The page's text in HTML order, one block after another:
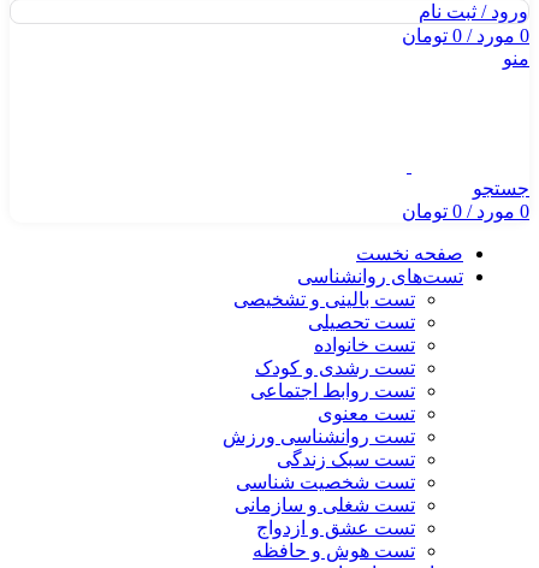
ورود / ثبت نام
0 مورد/
0 تومان
منو
جستجو
0 مورد/
0 تومان
صفحه نخست
تست‌های روانشناسی
تست بالینی و تشخیصی
تست تحصیلی
تست خانواده
تست رشدی و کودک
تست روابط اجتماعی
تست معنوی
تست روانشناسی ورزش
تست سبک زندگی
تست شخصیت شناسی
تست شغلی و سازمانی
تست عشق و ازدواج
تست هوش و حافظه